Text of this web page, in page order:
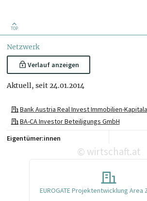
TOP
Netzwerk
Verlauf anzeigen
Aktuell, seit 24.01.2014
Bank Austria Real Invest Immobilien-
BA-CA Investor Beteiligungs GmbH
Eigentümer:innen
© wirtschaft.at
EUROGATE Projektentwicklung Area